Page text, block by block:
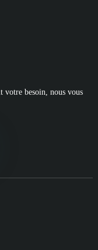
votre besoin, nous vous